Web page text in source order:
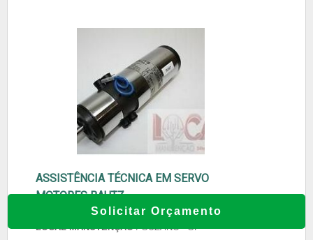
ASSISTÊNCIA TÉCNICA EM SERVO
MOTORES BAUTZ
LOCAL MANUTENÇÃO/ SUZANO - SP
Solicitar Orçamento